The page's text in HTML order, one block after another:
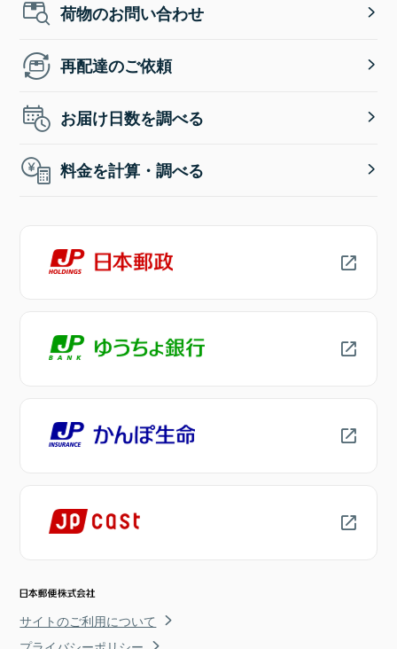
荷物のお問い合わせ
再配達のご依頼
お届け日数を調べる
料金を計算・調べる
サイトのご利用について